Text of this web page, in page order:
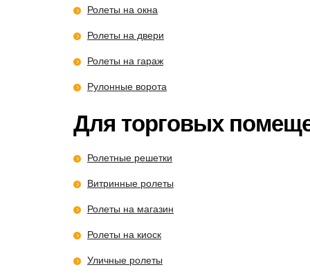
Ролеты на окна
Ролеты на двери
Ролеты на гараж
Рулонные ворота
Для торговых
Ролетные решетки
Витринные ролеты
Ролеты на магазин
Ролеты на киоск
Уличные ролеты